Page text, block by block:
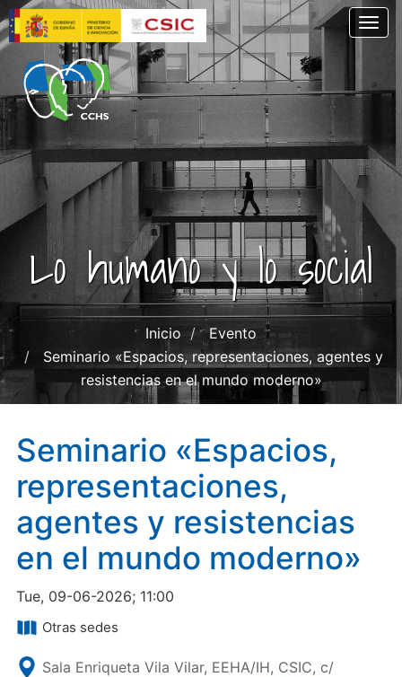
Skip
to
main
content
Lo humano y lo social
Inicio
Evento
Seminario «Espacios, representaciones, agentes y
resistencias en el mundo moderno»
Seminario «Espacios,
representaciones,
agentes y resistencias
en el mundo moderno»
Tue, 09-06-2026; 11:00
Otras sedes
Sala Enriqueta Vila Vilar, EEHA/IH, CSIC, c/